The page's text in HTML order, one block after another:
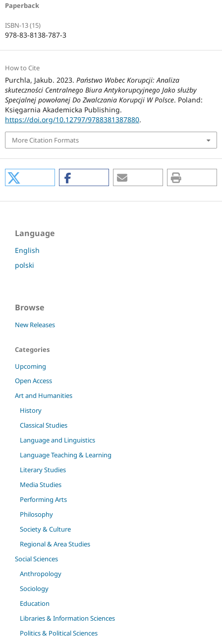
Paperback
ISBN-13 (15)
978-83-8138-787-3
How to Cite
Purchla, Jakub. 2023. Państwo Wobec Korupcji: Analiza
skuteczności Centralnego Biura Antykorupcyjnego Jako służby
Specjalnej powołanej Do Zwalczania Korupcji W Polsce. Poland:
Księgarnia Akademicka Publishing.
https://doi.org/10.12797/9788381387880.
More Citation Formats
Language
English
polski
Browse
New Releases
Categories
Upcoming
Open Access
Art and Humanities
History
Classical Studies
Language and Linguistics
Language Teaching & Learning
Literary Studies
Media Studies
Performing Arts
Philosophy
Society & Culture
Regional & Area Studies
Social Sciences
Anthropology
Sociology
Education
Libraries & Information Sciences
Politics & Political Sciences